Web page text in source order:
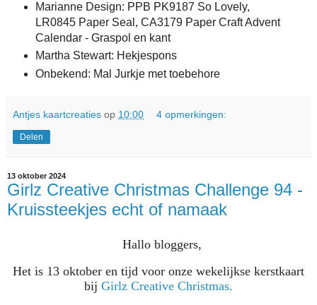
Marianne Design: PPB PK9187 So Lovely,
LR0845 Paper Seal, CA3179 Paper Craft Advent
Calendar - Graspol en kant
Martha Stewart: Hekjespons
Onbekend: Mal Jurkje met toebehore
Antjes kaartcreaties op 10:00 4 opmerkingen:
Delen
13 oktober 2024
Girlz Creative Christmas Challenge 94 -
Kruissteekjes echt of namaak
Hallo bloggers,
Het is 13 oktober en tijd voor onze wekelijkse kerstkaart
bij Girlz Creative Christmas.